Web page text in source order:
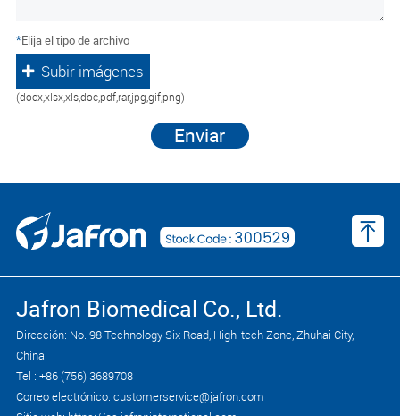
*Elija el tipo de archivo
Subir imágenes
(docx,xlsx,xls,doc,pdf,rar,jpg,gif,png)
Enviar
Jafron Biomedical Co., Ltd.
Dirección: No. 98 Technology Six Road, High-tech Zone, Zhuhai City,
China
Tel : +86 (756) 3689708
Correo electrónico: customerservice@jafron.com